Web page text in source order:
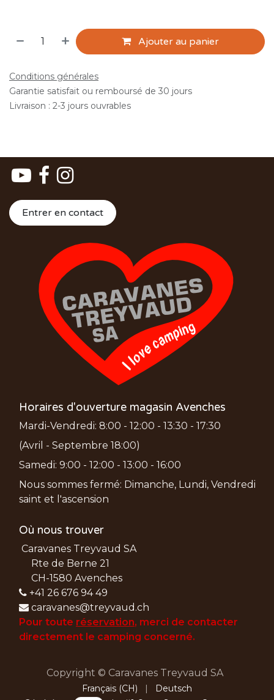
Ajouter au panier
Conditions générales
Garantie satisfait ou remboursé de 30 jours
Livraison : 2-3 jours ouvrables
Entrer en contact
Horaires d'ouverture magasin Avenches
Mardi-Vendredi: 8:00 - 12:00 - 13:30 - 17:30
(Avril - Septembre 18:00)
Samedi: 9:00 - 12:00 - 13:00 - 16:00
Nous sommes fermé: Dimanche, Lundi, Vendredi
saint et l'ascension
Où nous trouver
Caravanes Treyvaud SA
Rte de Berne 21
CH-1580 Avenches
+41 26 676 94 49
caravanes@treyvaud.ch
Pour toute réservation, merci de contacter
directement le camping concerné.
Copyright © Caravanes Treyvaud SA
Français (CH) |
Deutsch